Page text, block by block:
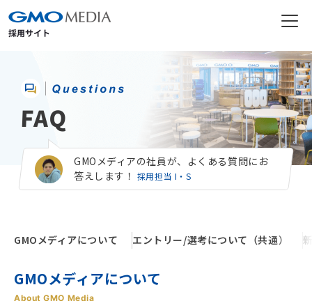
FAQ
GMOメディアの社員が、よくある質問にお
答えします！ 採用担当 I・S
GMOメディアについて エントリー/選考について（共通）
GMOメディアについて
About GMO Media